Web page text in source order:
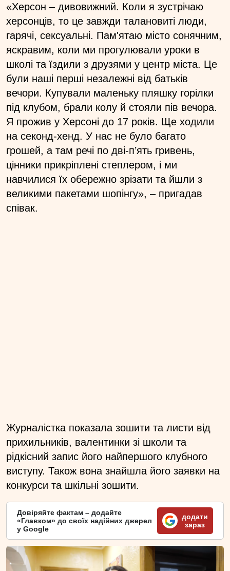
«Херсон – дивовижний. Коли я зустрічаю
херсонців, то це завжди талановиті люди,
гарячі, сексуальні. Пам'ятаю місто сонячним,
яскравим, коли ми прогулювали уроки в
школі та їздили з друзями у центр міста. Це
були наші перші незалежні від батьків
вечори. Купували маленьку пляшку горілки
під клубом, брали колу й стояли пів вечора.
Я прожив у Херсоні до 17 років. Ще ходили
на секонд-хенд. У нас не було багато
грошей, а там речі по дві-п’ять гривень,
цінники прикріплені степлером, і ми
навчилися їх обережно зрізати та йшли з
великими пакетами шопінгу», – пригадав
співак.
Журналістка показала зошити та листи від
прихильників, валентинки зі школи та
рідкісний запис його найпершого клубного
виступу. Також вона знайшла його заявки на
конкурси та шкільні зошити.
Довіряйте фактам – додайте
«Главком» до своїх надійних джерел
у Google
додати
зараз